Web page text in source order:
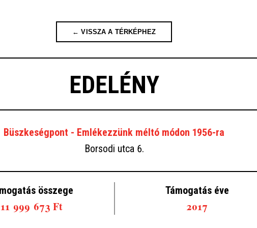
← VISSZA A TÉRKÉPHEZ
EDELÉNY
Büszkeségpont - Emlékezzünk méltó módon 1956-ra
Borsodi utca 6.
összege
11 999 673 Ft
Támogatás éve
2017